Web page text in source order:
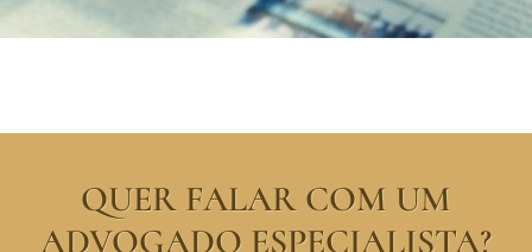
QUER FALAR COM UM
ADVOGADO ESPECIALISTA?